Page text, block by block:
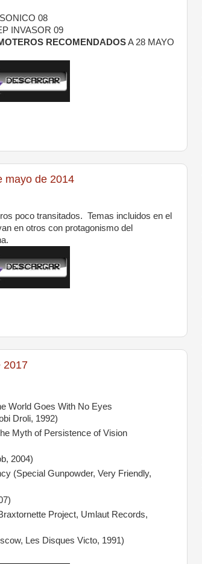
08
INVASOR 09
RECOMENDADOSA 28 MAYO
mayo de 2014
poco transitados. Temas incluidos en el
en otros con protagonismo del
2017
World Goes With No Eyes
Droli, 1992)
Myth of Persistence of Vision
2004)
(Special Gunpowder, Very Friendly,
Project, Umlaut Records,
Les Disques Victo, 1991)